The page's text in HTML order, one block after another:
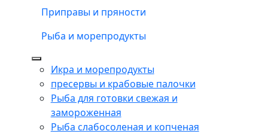
Приправы и пряности
Рыба и морепродукты
Икра и морепродукты
пресервы и крабовые палочки
Рыба для готовки свежая и
замороженная
Рыба слабосоленая и копченая